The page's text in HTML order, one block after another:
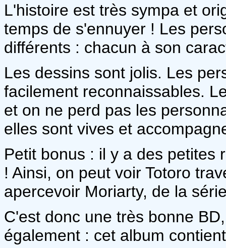
L'histoire est très sympa et
temps de s'ennuyer ! Les
différents : chacun à son
Les dessins sont jolis. Les
facilement reconnaissables.
et on ne perd pas les
elles sont vives et
Petit bonus : il y a des petites
! Ainsi, on peut voir Totoro
apercevoir Moriarty, de la
C'est donc une très bonne
également : cet album